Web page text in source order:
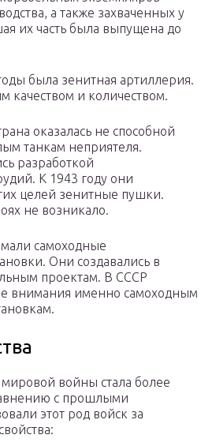
а также захваченных у
их часть была выпущена до
была зенитная артиллерия.
качеством и количеством.
оказалась не способной
танкам неприятеля.
разработкой
К 1943 году они
целей зенитные пушки.
не возникало.
самоходные
Они создавались в
проектам. В СССР
внимания именно самоходным
войны стала более
с прошлыми
этот род войск за